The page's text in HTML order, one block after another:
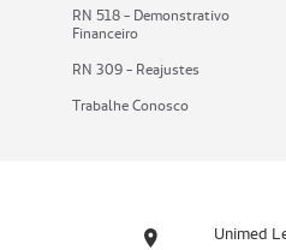
RN 518 - Demonstrativo
Financeiro
RN 309 - Reajustes
Trabalhe Conosco
Unimed